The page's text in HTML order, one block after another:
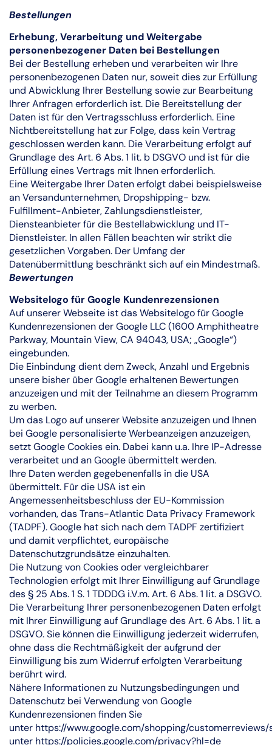
Bestellungen
Erhebung, Verarbeitung und Weitergabe
personenbezogener Daten bei Bestellungen
Bei der Bestellung erheben und verarbeiten wir Ihre
personenbezogenen Daten nur, soweit dies zur Erfüllung
und Abwicklung Ihrer Bestellung sowie zur Bearbeitung
Ihrer Anfragen erforderlich ist. Die Bereitstellung der
Daten ist für den Vertragsschluss erforderlich. Eine
Nichtbereitstellung hat zur Folge, dass kein Vertrag
geschlossen werden kann. Die Verarbeitung erfolgt auf
Grundlage des Art. 6 Abs. 1 lit. b DSGVO und ist für die
Erfüllung eines Vertrags mit Ihnen erforderlich.
Eine Weitergabe Ihrer Daten erfolgt dabei beispielsweise
an Versandunternehmen, Dropshipping- bzw.
Fulfillment-Anbieter, Zahlungsdienstleister,
Diensteanbieter für die Bestellabwicklung und IT-
Dienstleister. In allen Fällen beachten wir strikt die
gesetzlichen Vorgaben. Der Umfang der
Datenübermittlung beschränkt sich auf ein Mindestmaß.
Bewertungen
Websitelogo für Google Kundenrezensionen
Auf unserer Webseite ist das Websitelogo für Google
Kundenrezensionen der Google LLC (1600 Amphitheatre
Parkway, Mountain View, CA 94043, USA; „Google“)
eingebunden.
Die Einbindung dient dem Zweck, Anzahl und Ergebnis
unsere bisher über Google erhaltenen Bewertungen
anzuzeigen und mit der Teilnahme an diesem Programm
zu werben.
Um das Logo auf unserer Website anzuzeigen und Ihnen
bei Google personalisierte Werbeanzeigen anzuzeigen,
setzt Google Cookies ein. Dabei kann u.a. Ihre IP-Adresse
verarbeitet und an Google übermittelt werden.
Ihre Daten werden gegebenenfalls in die USA
übermittelt. Für die USA ist ein
Angemessenheitsbeschluss der EU-Kommission
vorhanden, das Trans-Atlantic Data Privacy Framework
(TADPF). Google hat sich nach dem TADPF zertifiziert
und damit verpflichtet, europäische
Datenschutzgrundsätze einzuhalten.
Die Nutzung von Cookies oder vergleichbarer
Technologien erfolgt mit Ihrer Einwilligung auf Grundlage
des § 25 Abs. 1 S. 1 TDDDG i.V.m. Art. 6 Abs. 1 lit. a DSGVO.
Die Verarbeitung Ihrer personenbezogenen Daten erfolgt
mit Ihrer Einwilligung auf Grundlage des Art. 6 Abs. 1 lit. a
DSGVO. Sie können die Einwilligung jederzeit widerrufen,
ohne dass die Rechtmäßigkeit der aufgrund der
Einwilligung bis zum Widerruf erfolgten Verarbeitung
berührt wird.
Nähere Informationen zu Nutzungsbedingungen und
Datenschutz bei Verwendung von Google
Kundenrezensionen finden Sie
unter https://www.google.com/shopping/
unter https://policies.google.com/privacy?hl=de